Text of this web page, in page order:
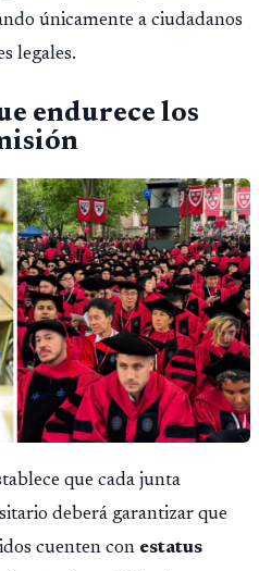
únicamente a ciudadanos
legales.
endurece los
que cada junta
deberá garantizar que
cuenten con estatus